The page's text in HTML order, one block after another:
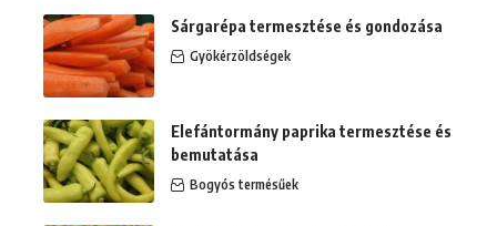
Sárgarépa termesztése és gondozása
Gyökérzöldségek
Elefántormány paprika termesztése és
bemutatása
Bogyós termésűek